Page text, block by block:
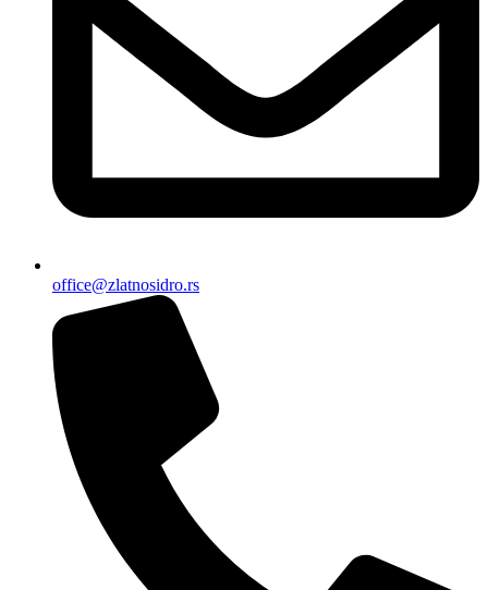
office@zlatnosidro.rs